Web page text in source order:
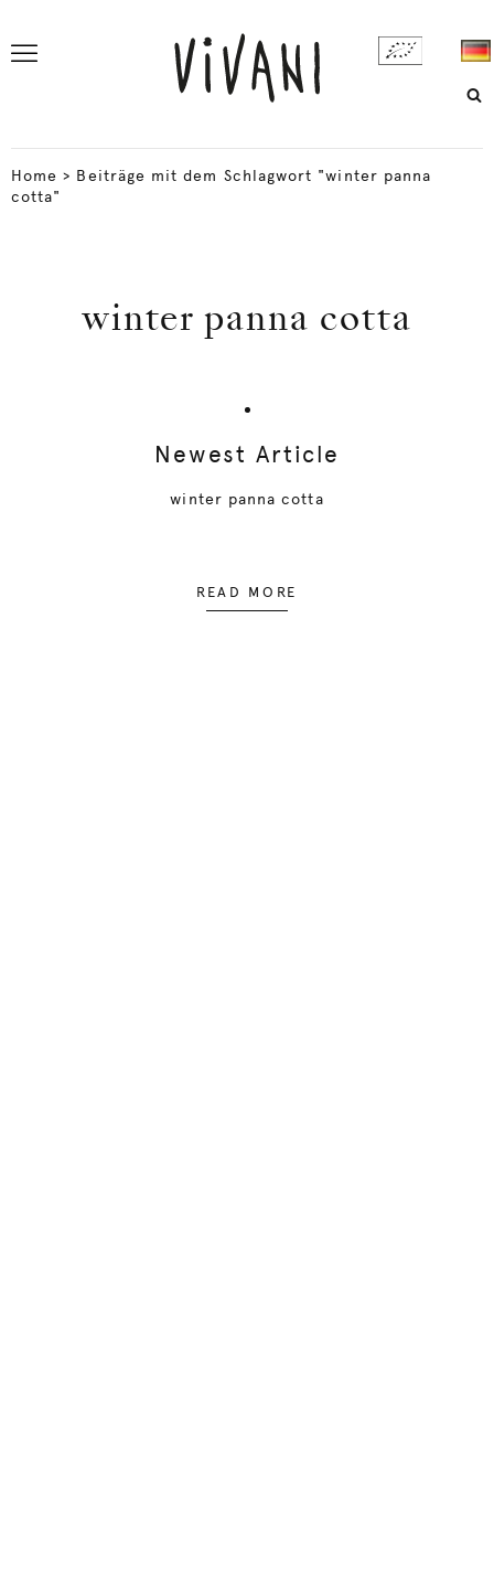
Home > Beiträge mit dem Schlagwort "winter panna
cotta"
winter panna cotta
Newest Article
winter panna cotta
READ MORE